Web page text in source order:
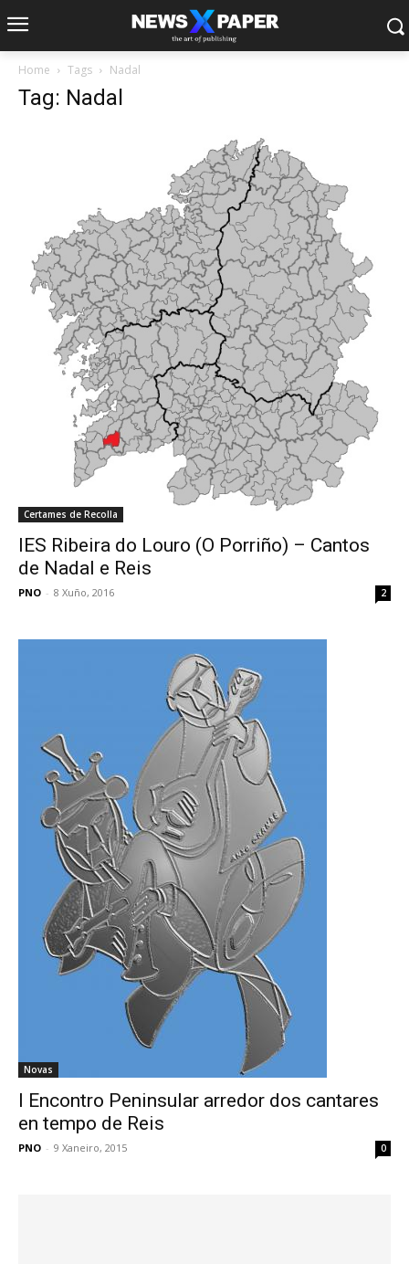
Home Tags Nadal
Tag: Nadal
Certames de Recolla
IES Ribeira do Louro (O Porriño) – Cantos
de Nadal e Reis
PNO - 8 Xuño, 2016 2
Novas
I Encontro Peninsular arredor dos cantares
en tempo de Reis
PNO - 9 Xaneiro, 2015 0